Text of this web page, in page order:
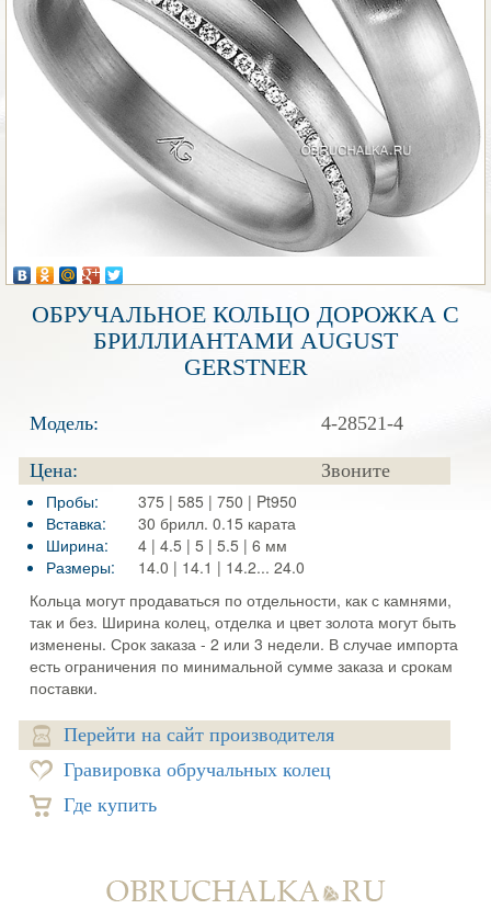
ОБРУЧАЛЬНОЕ КОЛЬЦО ДОРОЖКА С
БРИЛЛИАНТАМИ AUGUST
GERSTNER
Модель: 4-28521-4
Цена:
Звоните
Пробы:
375 | 585 | 750 | Pt950
Вставка:
30 брилл. 0.15 карата
Ширина:
4 | 4.5 | 5 | 5.5 | 6 мм
Размеры:
14.0 | 14.1 | 14.2... 24.0
Кольца могут продаваться по отдельности, как с камнями,
так и без. Ширина колец, отделка и цвет золота могут быть
изменены. Срок заказа - 2 или 3 недели. В случае импорта
есть ограничения по минимальной сумме заказа и срокам
поставки.
Перейти на сайт производителя
Гравировка обручальных колец
Где купить